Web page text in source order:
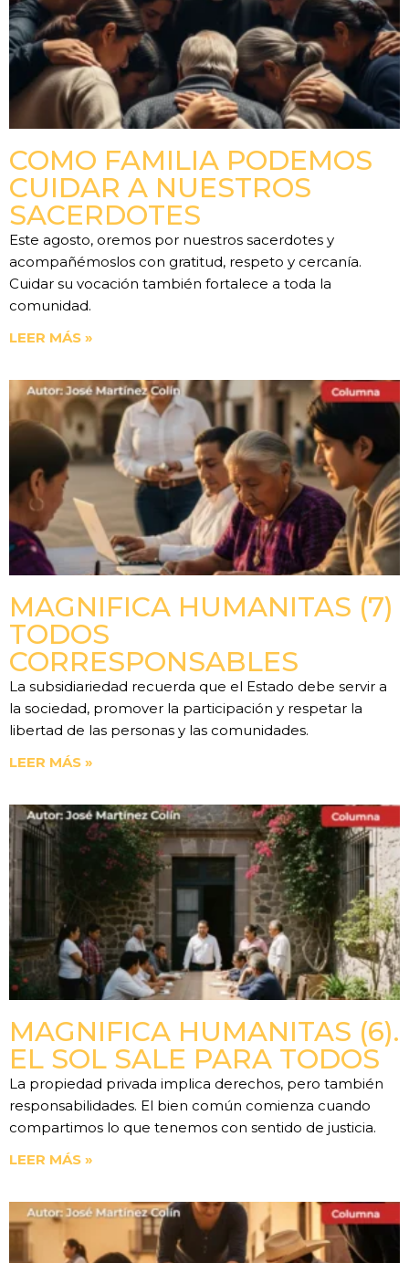
COMO FAMILIA PODEMOS
CUIDAR A NUESTROS
SACERDOTES
Este agosto, oremos por nuestros sacerdotes y
acompañémoslos con gratitud, respeto y cercanía.
Cuidar su vocación también fortalece a toda la
comunidad.
LEER MÁS »
MAGNIFICA HUMANITAS (7)
TODOS
CORRESPONSABLES
La subsidiariedad recuerda que el Estado debe servir a
la sociedad, promover la participación y respetar la
libertad de las personas y las comunidades.
LEER MÁS »
MAGNIFICA HUMANITAS (6).
EL SOL SALE PARA TODOS
La propiedad privada implica derechos, pero también
responsabilidades. El bien común comienza cuando
compartimos lo que tenemos con sentido de justicia.
LEER MÁS »